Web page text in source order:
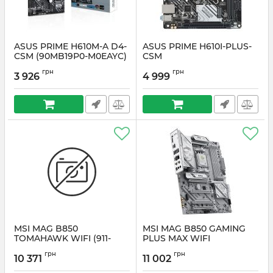
ASUS PRIME H610M-A D4-
CSM (90MB19P0-M0EAYC)
3 926 грн
ASUS PRIME H610I-PLUS-
CSM
4 999 грн
MSI MAG B850
TOMAHAWK WIFI (911-
Артикул: #6662
10 371 грн
MSI MAG B850 GAMING
PLUS MAX WIFI
11 002 грн